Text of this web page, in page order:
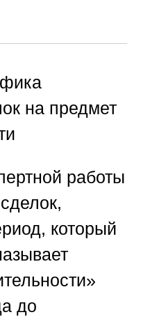
на предмет
работы
который
до